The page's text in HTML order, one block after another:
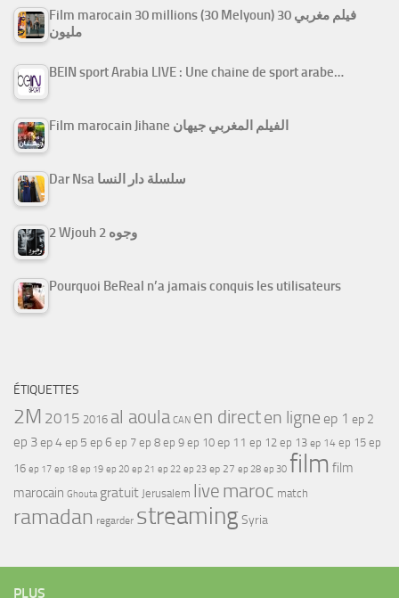
Film marocain 30 millions (30 Melyoun) فيلم مغربي 30
مليون
BEIN sport Arabia LIVE : Une chaine de sport arabe…
Film marocain Jihane الفيلم المغربي جيهان
Dar Nsa سلسلة دار النسا
2 Wjouh 2 وجوه
Pourquoi BeReal n’a jamais conquis les utilisateurs
ÉTIQUETTES
2M 2015 2016 al aoula CAN en directen ligne ep 1 ep 2
ep 3ep 4ep 5 ep 6 ep 7 ep 8 ep 9 ep 10 ep 11 ep 12 ep 13 ep 14 ep 15 ep
16 ep 17 ep 18 ep 19 ep 20 ep 21 ep 22 ep 23 ep 27 ep 28 ep 30 film film
marocain Ghouta gratuit Jerusalem live maroc match
ramadan regarder streamingSyria
PLUS